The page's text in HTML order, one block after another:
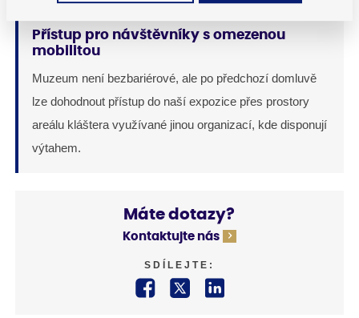
Přístup pro návštěvníky s omezenou
mobilitou
Muzeum není bezbariérové, ale po předchozí domluvě
lze dohodnout přístup do naší expozice přes prostory
areálu kláštera využívané jinou organizací, kde disponují
výtahem.
Máte dotazy?
Kontaktujte nás
SDÍLEJTE: